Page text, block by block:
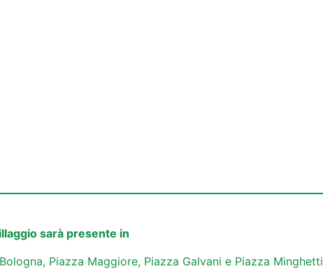
sarà presente in
Bologna, Piazza Maggiore, Piazza Galvani e Piazza Minghetti